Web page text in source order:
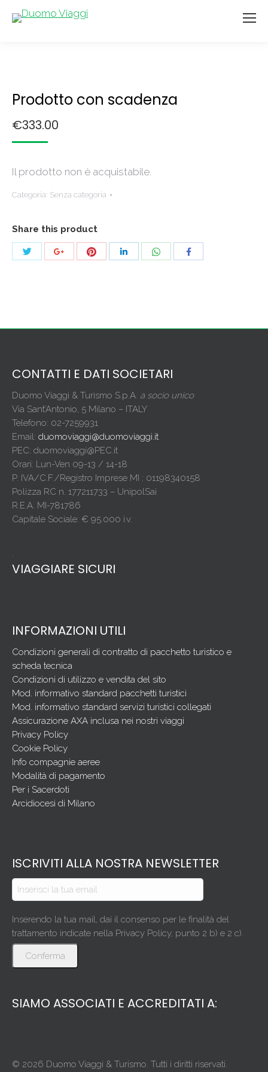
Prodotto con scadenza
€333.00
Il prodotto non è acquistabile.
Categoria: Senza categoria
Share this product
CONTATTI E DATI SOCIETARI
Duomo Viaggi & Turismo S.p.A. a socio unico
Via Sant’Antonio, 5 Milano – ITALY
Telefono: 02-7259931
Email: duomoviaggi@duomoviaggi.it
PEC: duomoviaggi@PEC.it
Orari: Lun-Ven 09-13 / 14-18
P. IVA/C.F./Registro Imprese MI : 01198340158
Polizza RC n. 177211733 – UnipolSai
R.E.A. MI-781786
Capitale Sociale: € 95.000 i.v.
.
VIAGGIARE SICURI
INFORMAZIONI UTILI
Condizioni generali di contratto di pacchetto turistico e
scheda tecnica
Condizioni di utilizzo e vendita del sito
Mod. informativo standard pacchetti turistici
Mod. informativo standard servizi turistici collegati
Assicurazione AXA inclusa nei nostri viaggi
Privacy Policy
Cookie Policy
Info compagnie aeree
Modalità di pagamento
Per i Sacerdoti
Arcidiocesi di Milano
ISCRIVITI ALLA NOSTRA NEWSLETTER
Inserendo la tua mail, dai il consenso per le finalità del
trattamento indicate nella Privacy Policy, punto 2 b) e 2 c).
Conferma
SIAMO ASSOCIATI E ACCREDITATI A:
© 2026 Duomo Viaggi & Turismo. Tutti i diritti riservati.